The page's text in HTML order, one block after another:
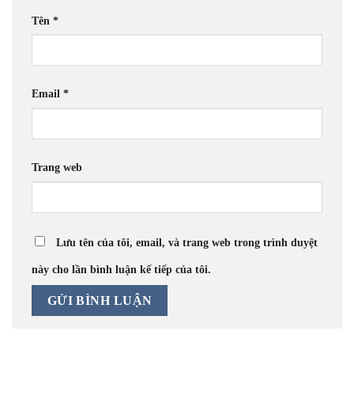
Tên *
Email *
Trang web
Lưu tên của tôi, email, và trang web trong trình duyệt
này cho lần bình luận kế tiếp của tôi.